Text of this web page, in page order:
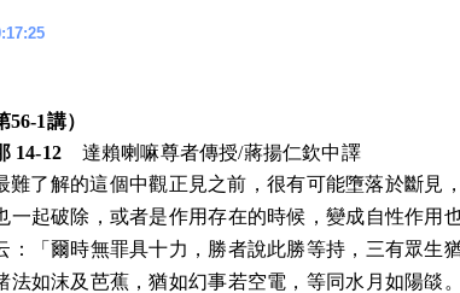
56-1講）
14-12 達賴喇嘛尊者傳授/蔣揚仁欽中譯
難了解的這個中觀正見之前，很有可能墮落於斷見
一起破除，或者是作用存在的時候，變成自性作用
：「爾時無罪具十力，勝者說此勝等持，三有眾生
法如沫及芭蕉，猶如幻事若空電，等同水月如陽燄